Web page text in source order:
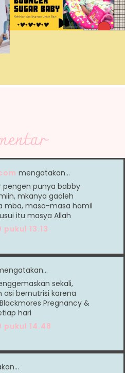
mengatakan…
punya babby
mkanya gaoleh
mba, masa-masa hamil
itu masya Allah
13.13
sekali,
bernutrisi karena
Pregnancy &
hari
pukul 14.48